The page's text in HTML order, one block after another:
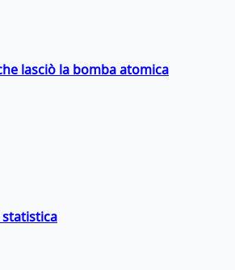
lasciò la bomba atomica